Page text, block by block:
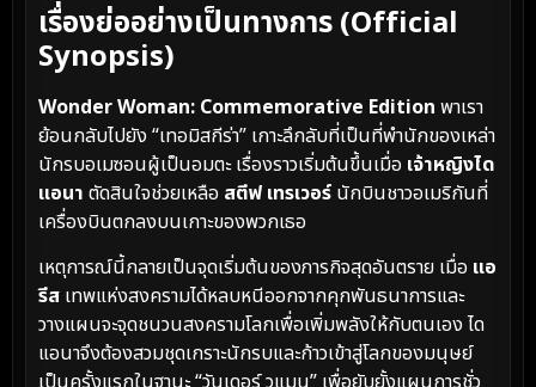
เรื่องย่ออย่างเป็นทางการ (Official
Synopsis)
Wonder Woman: Commemorative Edition พาเรา
ย้อนกลับไปยัง “เทอมิสกีร่า” เกาะลึกลับที่เป็นที่พำนักของเหล่า
นักรบอเมซอนผู้เป็นอมตะ เรื่องราวเริ่มต้นขึ้นเมื่อ เจ้าหญิงได
แอนา ตัดสินใจช่วยเหลือ สตีฟ เทรเวอร์ นักบินชาวอเมริกันที่
เครื่องบินตกลงบนเกาะของพวกเธอ
เหตุการณ์นี้กลายเป็นจุดเริ่มต้นของภารกิจสุดอันตราย เมื่อ แอ
รีส เทพแห่งสงครามได้หลบหนีออกจากคุกพันธนาการและ
วางแผนจะจุดชนวนสงครามโลกเพื่อเพิ่มพลังให้กับตนเอง ได
แอนาจึงต้องสวมชุดเกราะนักรบและก้าวเข้าสู่โลกของมนุษย์